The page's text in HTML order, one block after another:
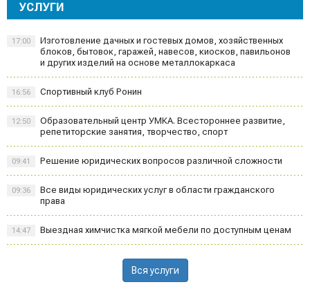
УСЛУГИ
Изготовление дачных и гостевых домов, хозяйственных
блоков, бытовок, гаражей, навесов, киосков, павильонов
и других изделий на основе металлокаркаса
17:00
Спортивный клуб Ронин
16:56
Образовательный центр УМКА. Всестороннее развитие,
репетиторские занятия, творчество, спорт
12:50
Решение юридических вопросов различной сложности
09:41
Все виды юридических услуг в области гражданского
права
09:36
Выездная химчистка мягкой мебели по доступным ценам
14:47
Вся услуги